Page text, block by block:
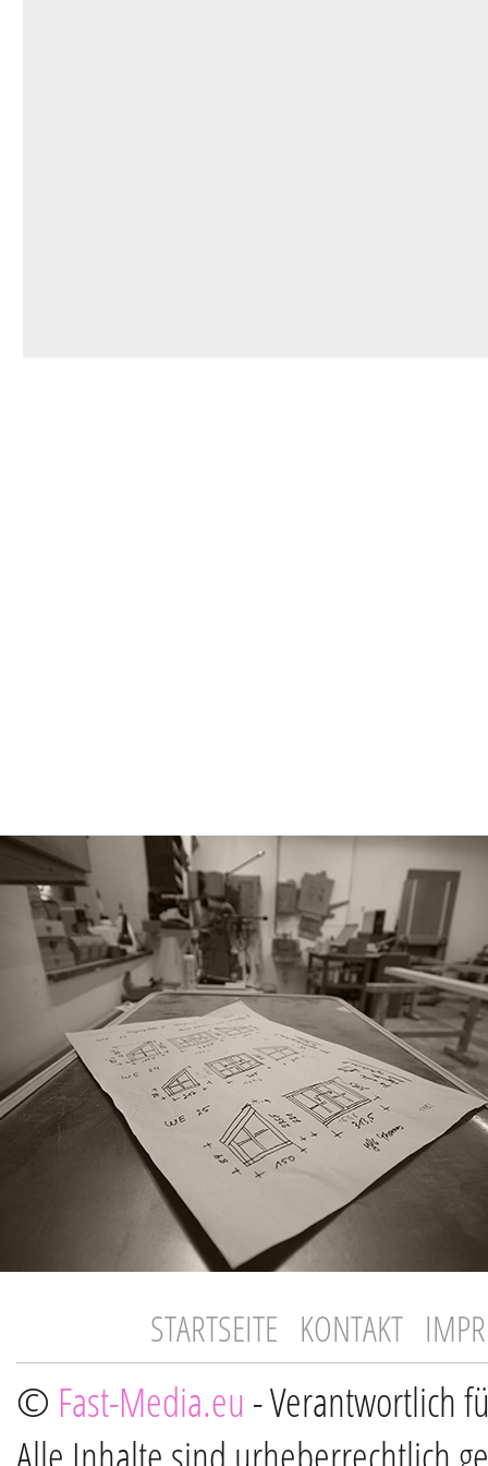
KONTAKT
STARTSEITE
© Fast-Media.eu - Verantwortlich